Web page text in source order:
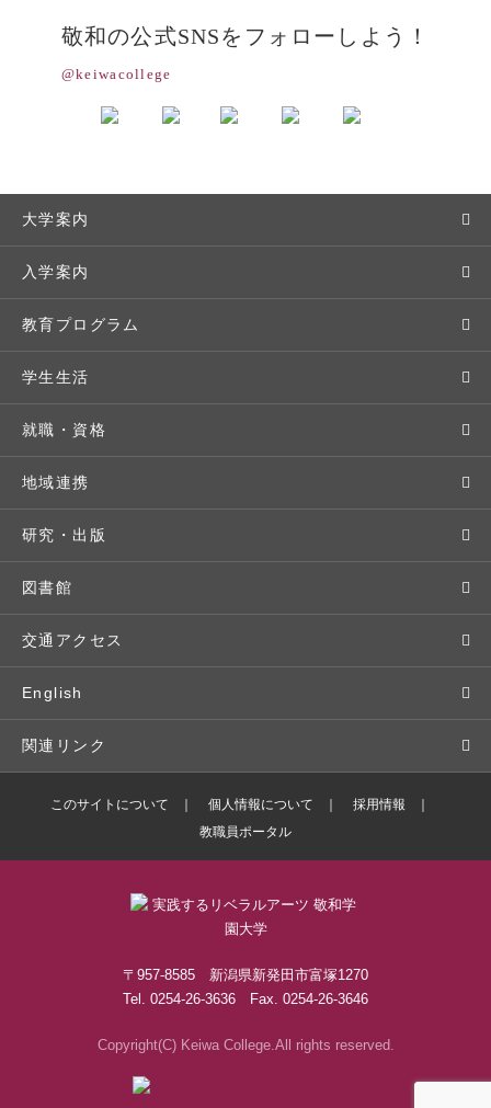
敬和の公式SNSをフォローしよう！
@keiwacollege
大学案内
敬和学園大学とは
学長メッセージ
教育理念・方針・取り組み
キャンパス・施設設備
交通アクセス
基本情報・情報公開
広報・公聴
入学案内
入学者選抜
オープンキャンパス
Webオープンキャンパス
個別相談（来学・オンライン）
特待生（入学者向け）
パンフレット・資料請求
入学予定者の皆さま
教育プログラム
学部・学科
地域実践
留学プログラム
語学プログラム
教職課程
教員紹介
学修支援の体制
学生生活
キャンパスライフ
年間スケジュール
クラブ・サークル
大学周辺マップ
学生寮
学生支援制度
奨学金・特待生（在学生向け）
就職・資格
就職・進路サポート
資格取得
公務員試験対策
就職実績
社会で活躍する卒業生
地域連携
地域との連携
生涯学習
科目等履修生
社会人・シニア入学
施設・設備の貸し出し
研究・出版
研究者・研究分野
人文社会科学研究所
情報メディア研究所
研究論文
出版物
図書館
交通アクセス
English
関連リンク
バドミントン部ブログ
敬和学園高等学校
このサイトについて 個人情報について
採用情報
教職員ポータル
〒957-8585 新潟県新発田市富塚1270
Tel. 0254-26-3636 Fax. 0254-26-3646
Copyright(C) Keiwa College.All rights reserved.